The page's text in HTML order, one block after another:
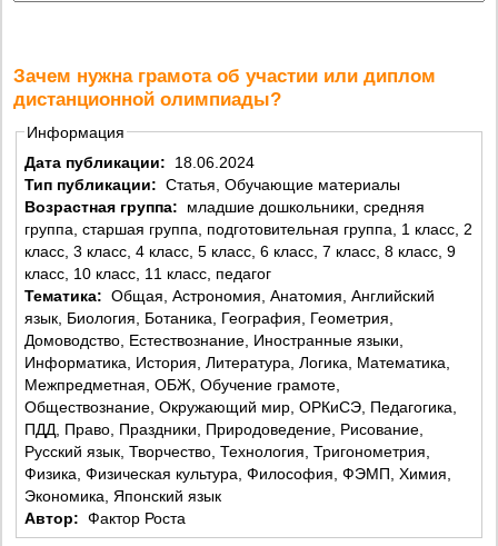
Зачем нужна грамота об участии или диплом
дистанционной олимпиады?
Информация
Дата публикации:
18.06.2024
Тип публикации: Статья, Обучающие материалы
Возрастная группа:
группа, старшая группа, подготовительная группа, 1 класс, 2
класс, 3 класс, 4 класс, 5 класс, 6 класс, 7 класс, 8 класс, 9
класс, 10 класс, 11 класс, педагог
Тематика: Общая, Астрономия, Анатомия, Английский
язык, Биология, Ботаника, География, Геометрия,
Домоводство, Естествознание, Иностранные языки,
Информатика, История, Литература, Логика, Математика,
Межпредметная, ОБЖ, Обучение грамоте,
Обществознание, Окружающий мир, ОРКиСЭ, Педагогика,
ПДД, Право, Праздники, Природоведение, Рисование,
Русский язык, Творчество, Технология, Тригонометрия,
Физика, Физическая культура, Философия, ФЭМП, Химия,
Экономика, Японский язык
Автор: Фактор Роста